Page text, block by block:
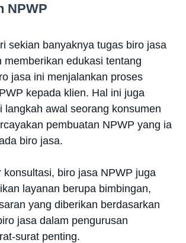
NPWP
sekian banyaknya tugas biro jasa
memberikan edukasi tentang
jasa ini menjalankan proses
kepada klien. Hal ini juga
langkah awal seorang konsumen
pembuatan NPWP yang ia
biro jasa.
konsultasi, biro jasa NPWP juga
layanan berupa bimbingan,
yang diberikan berdasarkan
jasa dalam pengurusan
surat penting.